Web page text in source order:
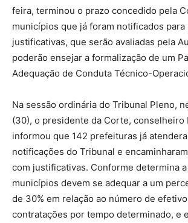
feira, terminou o prazo concedido pela
municípios que já foram notificados
justificativas, que serão avaliadas pela
poderão ensejar a formalização de um
Adequação de Conduta Técnico-
Na sessão ordinária do Tribunal Pleno,
(30), o presidente da Corte, conselheiro
informou que 142 prefeituras já
notificações do Tribunal e
com justificativas. Conforme determina
municípios devem se adequar a um
de 30% em relação ao número de
contratações por tempo determinado, e